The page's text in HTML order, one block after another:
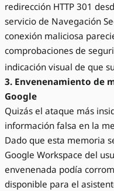
redirección HTTP 301
servicio de Navegación
conexión maliciosa
comprobaciones de
indicación visual de que
3. Envenenamiento de
Google
Quizás el ataque más
información falsa en la
Dado que esta memoria
Google Workspace del
envenenada podía
disponible para el